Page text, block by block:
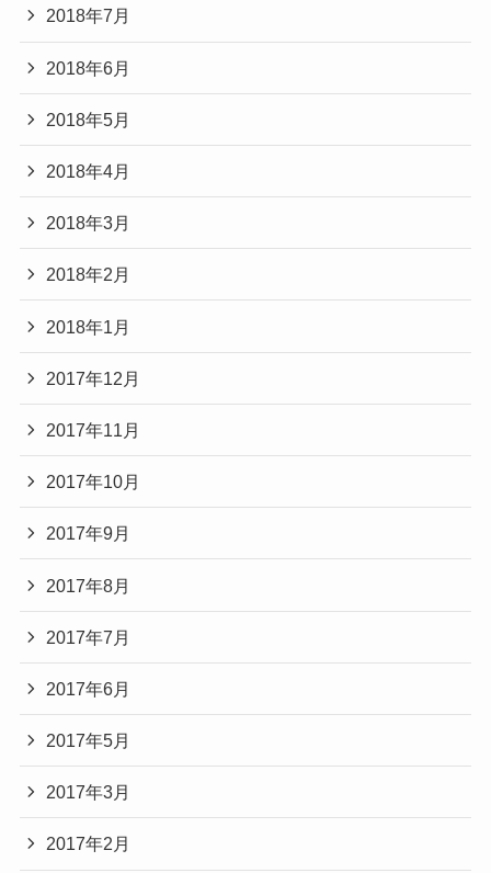
2018年7月
2018年6月
2018年5月
2018年4月
2018年3月
2018年2月
2018年1月
2017年12月
2017年11月
2017年10月
2017年9月
2017年8月
2017年7月
2017年6月
2017年5月
2017年3月
2017年2月